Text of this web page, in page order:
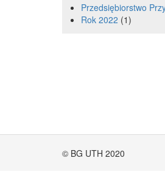
Przedsiębiorstwo
Rok 2022 1
© BG UTH 2020